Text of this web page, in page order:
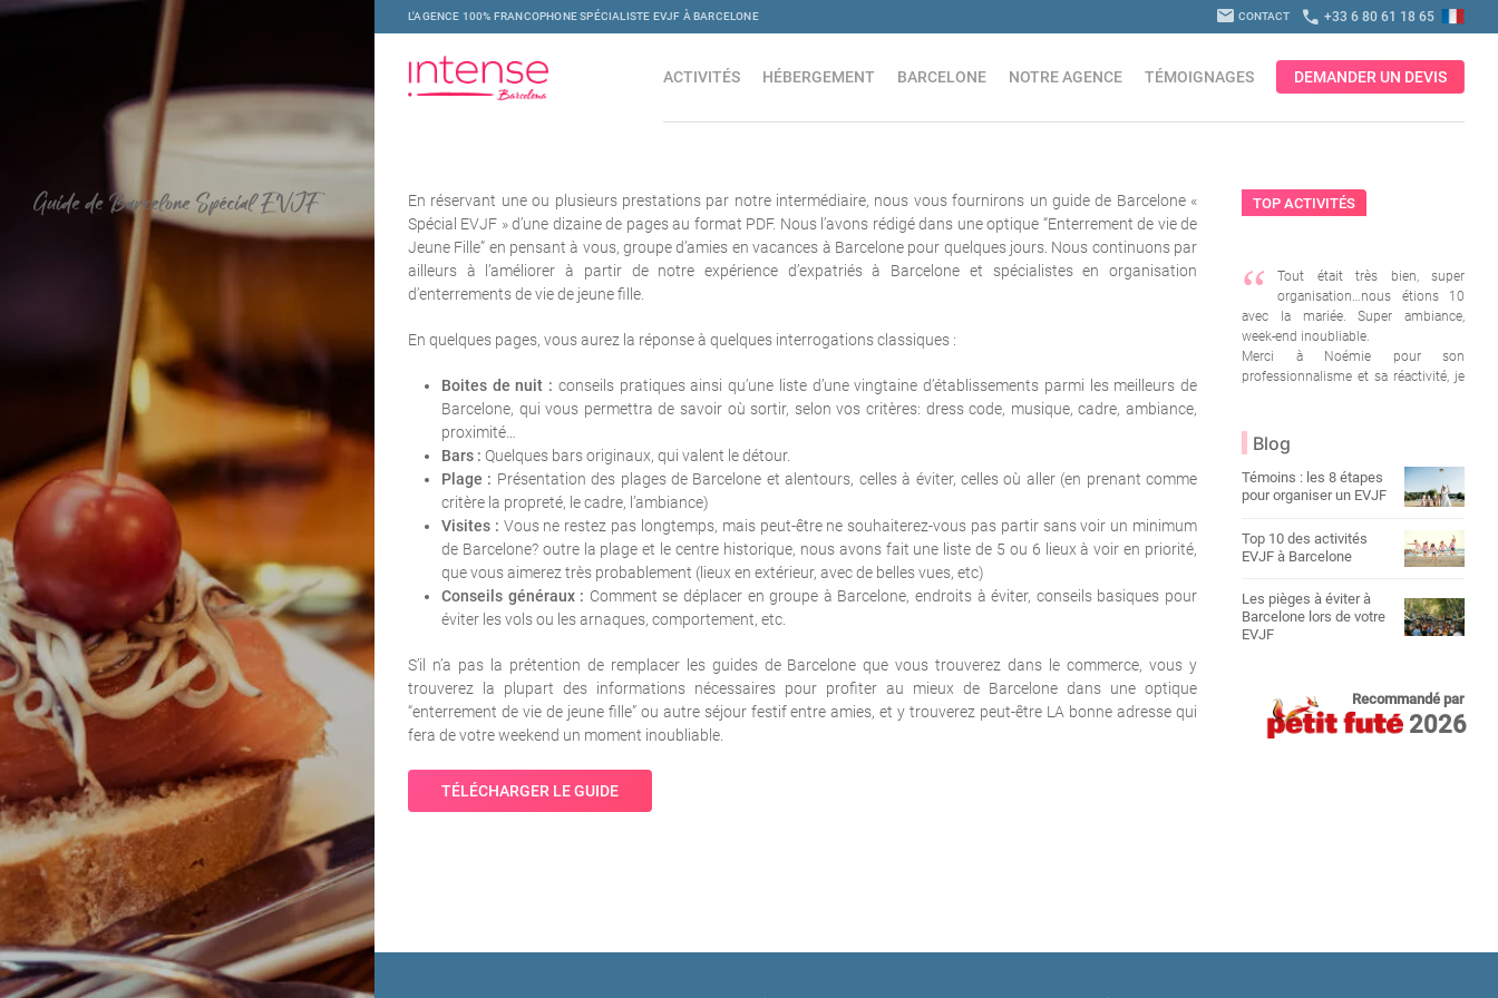
L'AGENCE 100% FRANCOPHONE SPÉCIALISTE EVJF À BARCELONE mail CONTACT call +33 6 80 61 18 65
ACTIVITÉS HÉBERGEMENT BARCELONE NOTRE AGENCE TÉMOIGNAGES DEMANDER UN DEVIS
Guide de Barcelone Spécial EVJF TOP ACTIVITÉS
Cours de Flamenco Cours nu artistique
“
Tout était très bien, super
organisation…nous étions 10
avec la mariée. Super ambiance,
week-end inoubliable.
Merci à Noémie pour son
professionnalisme et sa réactivité, je
Caroline, EVJF en avril 2018
Blog
Témoins : les 8 étapes
pour organiser un EVJF
Top 10 des activités
EVJF à Barcelone
Les pièges à éviter à
Barcelone lors de votre
EVJF
Recommandé par
2026
En réservant une ou plusieurs prestations par notre intermédiaire, nous vous fournirons un guide de Barcelone «
Spécial EVJF » d’une dizaine de pages au format PDF. Nous l’avons rédigé dans une optique “Enterrement de vie de
Jeune Fille” en pensant à vous, groupe d’amies en vacances à Barcelone pour quelques jours. Nous continuons par
ailleurs à l’améliorer à partir de notre expérience d’expatriés à Barcelone et spécialistes en organisation
d’enterrements de vie de jeune fille.
En quelques pages, vous aurez la réponse à quelques interrogations classiques :
Boites de nuit : conseils pratiques ainsi qu’une liste d’une vingtaine d’établissements parmi les meilleurs de
Barcelone, qui vous permettra de savoir où sortir, selon vos critères: dress code, musique, cadre, ambiance,
proximité…
Bars : Quelques bars originaux, qui valent le détour.
Plage : Présentation des plages de Barcelone et alentours, celles à éviter, celles où aller (en prenant comme
critère la propreté, le cadre, l’ambiance)
Visites : Vous ne restez pas longtemps, mais peut-être ne souhaiterez-vous pas partir sans voir un minimum
de Barcelone? outre la plage et le centre historique, nous avons fait une liste de 5 ou 6 lieux à voir en priorité,
que vous aimerez très probablement (lieux en extérieur, avec de belles vues, etc)
Conseils généraux : Comment se déplacer en groupe à Barcelone, endroits à éviter, conseils basiques pour
éviter les vols ou les arnaques, comportement, etc.
S’il n’a pas la prétention de remplacer les guides de Barcelone que vous trouverez dans le commerce, vous y
trouverez la plupart des informations nécessaires pour profiter au mieux de Barcelone dans une optique
“enterrement de vie de jeune fille” ou autre séjour festif entre amies, et y trouverez peut-être LA bonne adresse qui
fera de votre weekend un moment inoubliable.
TÉLÉCHARGER LE GUIDE